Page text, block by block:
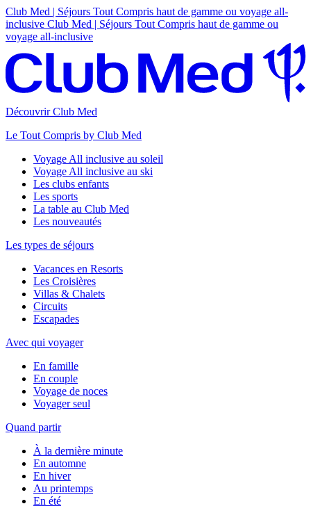
Club Med | Séjours Tout Compris haut de gamme ou voyage all-
inclusive Club Med | Séjours Tout Compris haut de gamme ou
voyage all-inclusive
Découvrir Club Med
Le Tout Compris by Club Med
Voyage All inclusive au soleil
Voyage All inclusive au ski
Les clubs enfants
Les sports
La table au Club Med
Les nouveautés
Les types de séjours
Vacances en Resorts
Les Croisières
Villas & Chalets
Circuits
Escapades
Avec qui voyager
En famille
En couple
Voyage de noces
Voyager seul
Quand partir
À la dernière minute
En automne
En hiver
Au printemps
En été